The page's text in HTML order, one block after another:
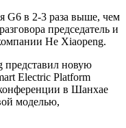
G6 в 2-3 раза выше, чем
председатель и
He Xiaopeng.
представил новую
Electric Platform
в Шанхае
моделью,